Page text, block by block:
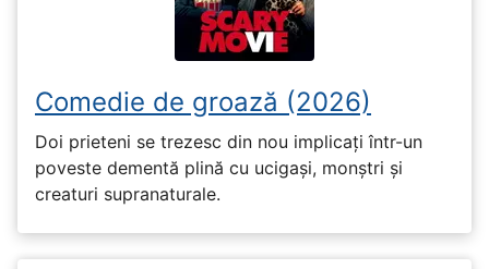
Comedie de groază (2026)
Doi prieteni se trezesc din nou implicați într-un
poveste dementă plină cu ucigași, monștri și
creaturi supranaturale.